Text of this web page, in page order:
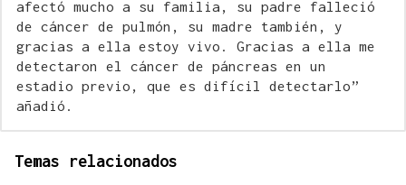
afectó mucho a su familia, su padre falleció
de cáncer de pulmón, su madre también, y
gracias a ella estoy vivo. Gracias a ella me
detectaron el cáncer de páncreas en un
estadio previo, que es difícil detectarlo”
añadió.
Temas relacionados